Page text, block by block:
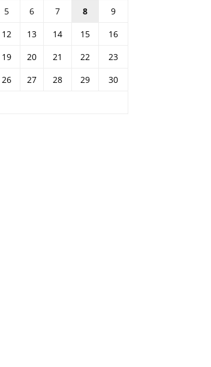
5 6 7 8
9
12 13 14 15
16
19 20 21 22
23
26 27 28 29
30